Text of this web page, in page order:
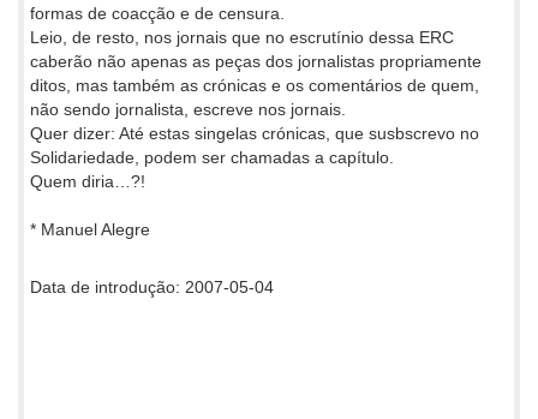
formas de coacção e de censura.
Leio, de resto, nos jornais que no escrutínio dessa ERC
caberão não apenas as peças dos jornalistas propriamente
ditos, mas também as crónicas e os comentários de quem,
não sendo jornalista, escreve nos jornais.
Quer dizer: Até estas singelas crónicas, que susbscrevo no
Solidariedade, podem ser chamadas a capítulo.
Quem diria…?!
* Manuel Alegre
Data de introdução: 2007-05-04